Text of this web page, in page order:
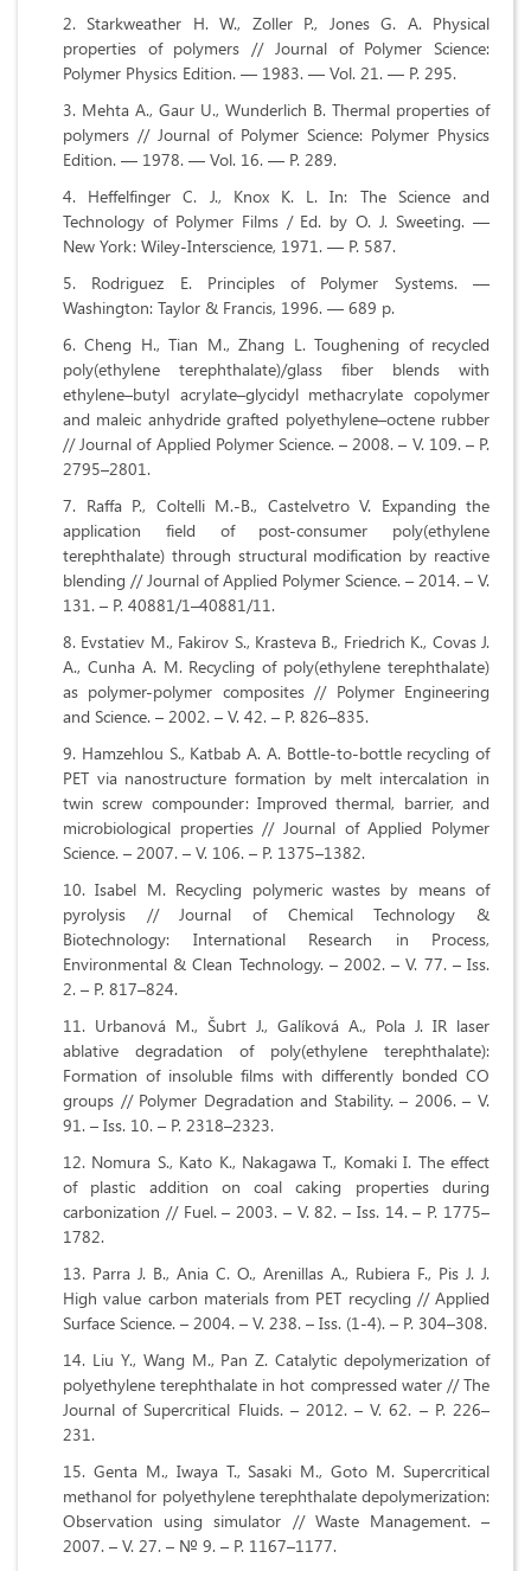
Starkweather H. W., Zoller P., Jones G. A. Physical
properties of polymers // Journal of Polymer Science:
Polymer Physics Edition. — 1983. — Vol. 21. — P. 295.
Mehta A., Gaur U., Wunderlich B. Thermal properties of
polymers // Journal of Polymer Science: Polymer Physics
Edition. — 1978. — Vol. 16. — P. 289.
Heffelfinger C. J., Knox K. L. In: The Science and
Technology of Polymer Films / Ed. by O. J. Sweeting. —
New York: Wiley-Interscience, 1971. — P. 587.
Rodriguez E. Principles of Polymer Systems. —
Washington: Taylor & Francis, 1996. — 689 p.
Cheng H., Tian M., Zhang L. Toughening of recycled
poly(ethylene terephthalate)/glass fiber blends with
ethylene–butyl acrylate–glycidyl methacrylate copolymer
and maleic anhydride grafted polyethylene–octene rubber
// Journal of Applied Polymer Science. – 2008. – V. 109. – P.
2795–2801.
Raffa P., Coltelli M.-B., Castelvetro V. Expanding the
application field of post-consumer poly(ethylene
terephthalate) through structural modification by reactive
blending // Journal of Applied Polymer Science. – 2014. – V.
131. – P. 40881/1–40881/11.
Evstatiev M., Fakirov S., Krasteva B., Friedrich K., Covas J.
A., Cunha A. M. Recycling of poly(ethylene terephthalate)
as polymer-polymer composites // Polymer Engineering
and Science. – 2002. – V. 42. – P. 826–835.
Hamzehlou S., Katbab A. A. Bottle-to-bottle recycling of
PET via nanostructure formation by melt intercalation in
twin screw compounder: Improved thermal, barrier, and
microbiological properties // Journal of Applied Polymer
Science. – 2007. – V. 106. – P. 1375–1382.
Isabel M. Recycling polymeric wastes by means of
pyrolysis // Journal of Chemical Technology &
Biotechnology: International Research in Process,
Environmental & Clean Technology. – 2002. – V. 77. – Iss.
2. – P. 817–824.
Urbanová M., Šubrt J., Galíková A., Pola J. IR laser
ablative degradation of poly(ethylene terephthalate):
Formation of insoluble films with differently bonded CO
groups // Polymer Degradation and Stability. – 2006. – V.
91. – Iss. 10. – P. 2318–2323.
Nomura S., Kato K., Nakagawa T., Komaki I. The effect
of plastic addition on coal caking properties during
carbonization // Fuel. – 2003. – V. 82. – Iss. 14. – P. 1775–
1782.
Parra J. B., Ania C. O., Arenillas A., Rubiera F., Pis J. J.
High value carbon materials from PET recycling // Applied
Surface Science. – 2004. – V. 238. – Iss. (1-4). – P. 304–308.
Liu Y., Wang M., Pan Z. Catalytic depolymerization of
polyethylene terephthalate in hot compressed water // The
Journal of Supercritical Fluids. – 2012. – V. 62. – P. 226–
231.
Genta M., Iwaya T., Sasaki M., Goto M. Supercritical
methanol for polyethylene terephthalate depolymerization:
Observation using simulator // Waste Management. –
2007. – V. 27. – № 9. – P. 1167–1177.